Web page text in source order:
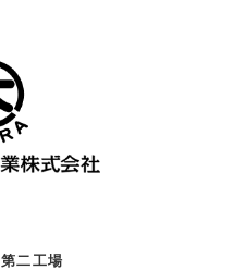
第二工場